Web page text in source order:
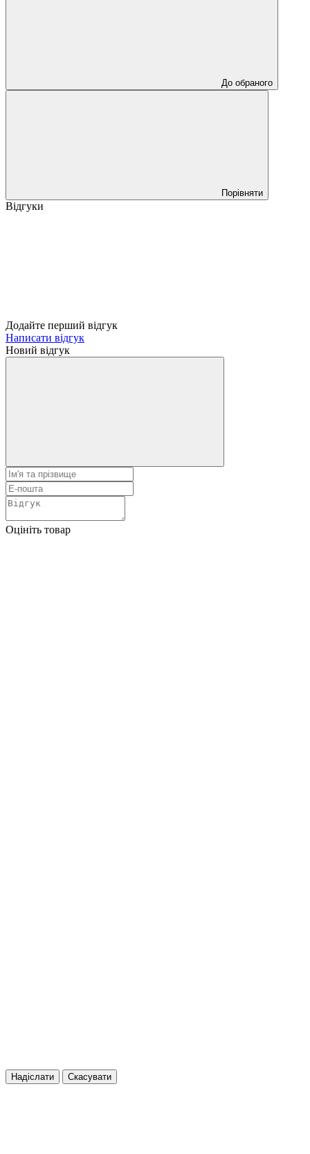
До обраного
Порівняти
Відгуки
Додайте перший відгук
Написати відгук
Новий відгук
Оцініть товар
Надіслати Скасувати